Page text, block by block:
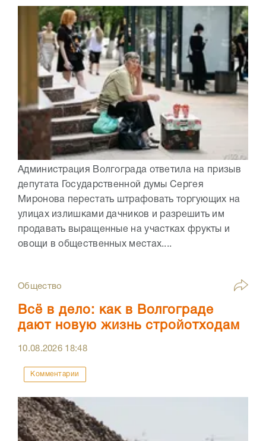
Администрация Волгограда ответила на призыв
депутата Государственной думы Сергея
Миронова перестать штрафовать торгующих на
улицах излишками дачников и разрешить им
продавать выращенные на участках фрукты и
овощи в общественных местах....
Общество
Всё в дело: как в Волгограде
дают новую жизнь стройотходам
10.08.2026 18:48
Комментарии